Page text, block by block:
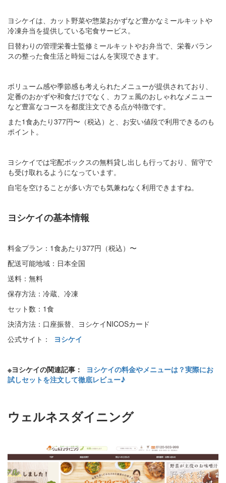
ヨシケイは、カット野菜や惣菜おかずなど豊かなミールキットや
冷凍弁当を提供している宅食サービス。
日替わりの管理栄養士監修ミールキットやお弁当で、栄養バラン
スの整った食生活と時短ごはんを実現できます。
ボリューム感や季節感も考えられたメニューが提供されており、
定番のおかずや和食だけでなく、カフェ風のおしゃれなメニュー
など豊富なコースを都度注文できる点が特徴です。
また1食あたり377円〜（税込）と、お安い値段で利用できるのも
ポイント。
ヨシケイでは宅配ボックスの無料貸し出しも行っており、留守で
も受け取れるようになっています。
自宅を空けることが多い方でも気兼ねなく利用できますね。
ヨシケイの基本情報
料金プラン：1食あたり377円（税込）〜
配送可能地域：日本全国
送料：無料
保存方法：冷蔵、冷凍
セット数：1食
決済方法：口座振替、ヨシケイNICOSカード
公式サイト： ヨシケイ
※ヨシケイの関連記事： ヨシケイの料金やメニューは？実際にお
試しセットを注文して徹底レビュー♪
ウェルネスダイニング